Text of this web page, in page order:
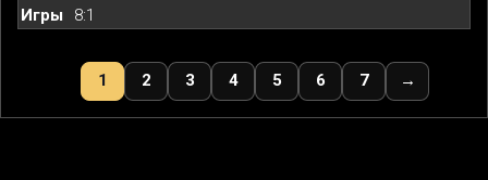
8:1
1 2 3 4 5 6 7 →